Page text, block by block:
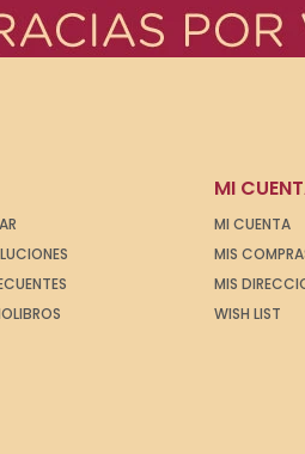
MI
MI CUENTA
MIS
MIS
WISH LIST